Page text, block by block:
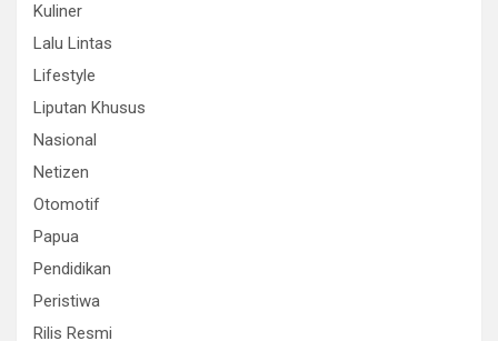
Kuliner
Lalu Lintas
Lifestyle
Liputan Khusus
Nasional
Netizen
Otomotif
Papua
Pendidikan
Peristiwa
Rilis Resmi